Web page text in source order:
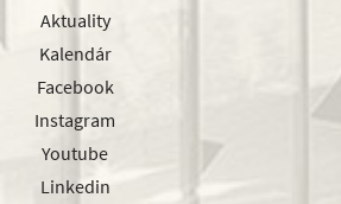
Aktuality
Kalendár
Facebook
Instagram
Youtube
Linkedin